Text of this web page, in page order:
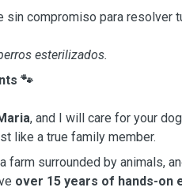
sin compromiso para resolver
esterilizados.
🐾
, and I will care for your
like a true family member.
farm surrounded by animals,
over 15 years of hands-on